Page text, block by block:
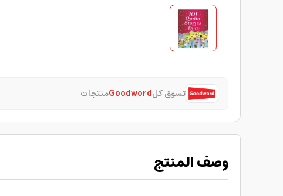
تسوق كلGoodwordمنتجات
وصف المنتج